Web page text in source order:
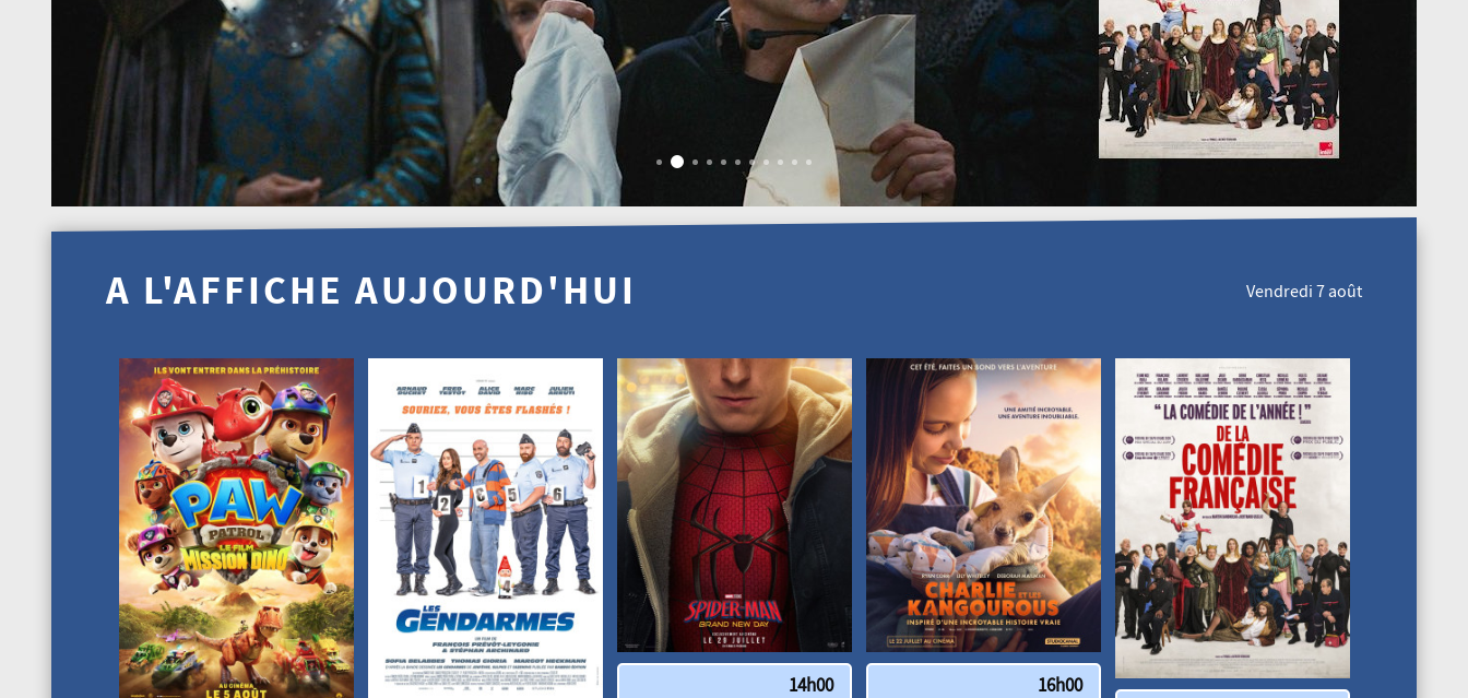
A L'AFFICHE AUJOURD'HUI Vendredi 7 août
14h00
16h00